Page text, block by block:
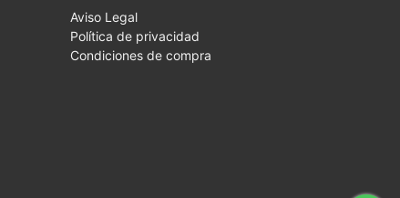
Aviso Legal
Política de privacidad
Condiciones de compra